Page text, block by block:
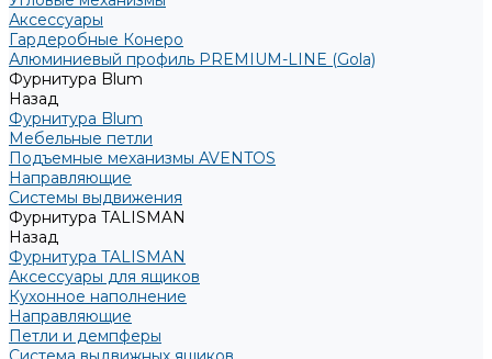
Аксессуары
Гардеробные Конеро
Алюминиевый профиль PREMIUM-LINE (Gola)
Фурнитура Blum
Назад
Фурнитура Blum
Мебельные петли
Подъемные механизмы AVENTOS
Направляющие
Системы выдвижения
Фурнитура TALISMAN
Назад
Фурнитура TALISMAN
Аксессуары для ящиков
Кухонное наполнение
Направляющие
Петли и демпферы